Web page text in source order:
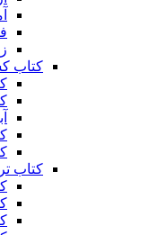
کتاب
کتاب